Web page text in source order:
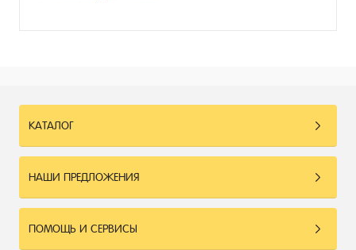
КАТАЛОГ
НАШИ ПРЕДЛОЖЕНИЯ
ПОМОЩЬ И СЕРВИСЫ